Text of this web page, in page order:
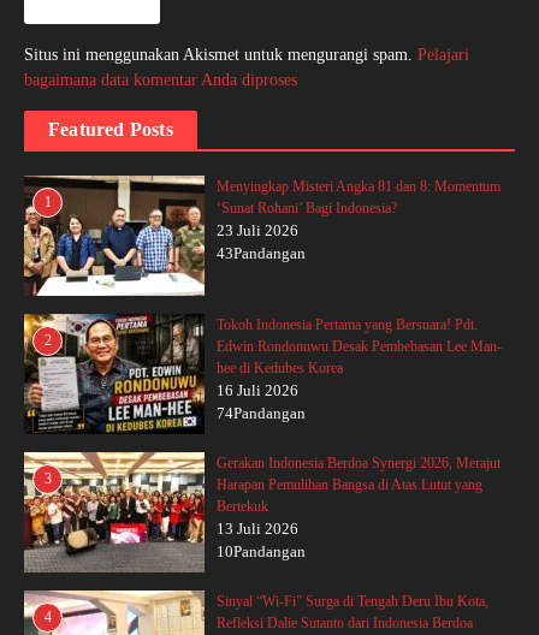
Situs ini menggunakan Akismet untuk mengurangi spam. Pelajari
bagaimana data komentar Anda diproses
Featured Posts
1
Menyingkap Misteri Angka 81 dan 8: Momentum
‘Sunat Rohani’ Bagi Indonesia?
23 Juli 2026
43Pandangan
2
Tokoh Indonesia Pertama yang Bersuara! Pdt.
Edwin Rondonuwu Desak Pembebasan Lee Man-
hee di Kedubes Korea
16 Juli 2026
74Pandangan
3
Gerakan Indonesia Berdoa Synergi 2026, Merajut
Harapan Pemulihan Bangsa di Atas Lutut yang
Bertekuk
13 Juli 2026
10Pandangan
4
Sinyal “Wi-Fi” Surga di Tengah Deru Ibu Kota,
Refleksi Dalie Sutanto dari Indonesia Berdoa